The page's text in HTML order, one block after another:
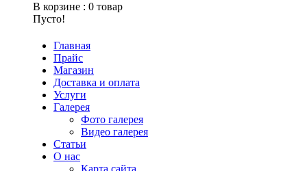
В корзине : 0 товар
Пусто!
Главная
Прайс
Магазин
Доставка и оплата
Услуги
Галерея
Фото галерея
Видео галерея
Статьи
О нас
Карта сайта